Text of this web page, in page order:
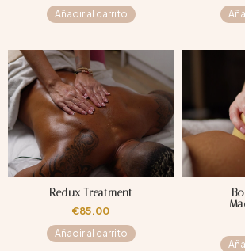
Añadir al carrito
Redux Treatment
€85.00
Añadir al carrito